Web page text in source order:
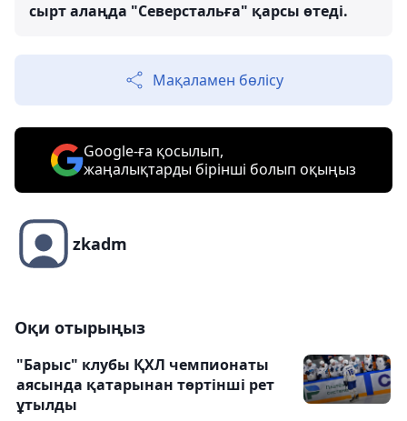
сырт алаңда "Северстальға" қарсы өтеді.
Мақаламен бөлісу
Google-ға қосылып,
жаңалықтарды бірінші болып оқыңыз
zkadm
Оқи отырыңыз
"Барыс" клубы ҚХЛ чемпионаты
аясында қатарынан төртінші рет
ұтылды